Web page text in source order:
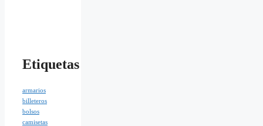
Etiquetas
armarios
billeteros
bolsos
camisetas